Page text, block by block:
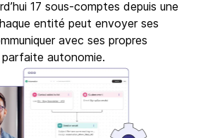
17 sous-comptes depuis une
entité peut envoyer ses
avec ses propres
autonomie.